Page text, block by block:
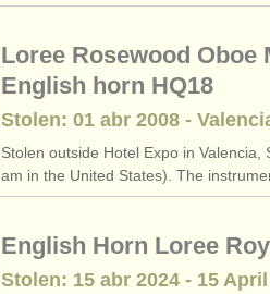
Loree Rosewood Oboe
English horn HQ18
Stolen: 01 abr 2008 -
Stolen outside Hotel Expo in
am in the United States). The
English Horn Loree
Stolen: 15 abr 2024 - 15